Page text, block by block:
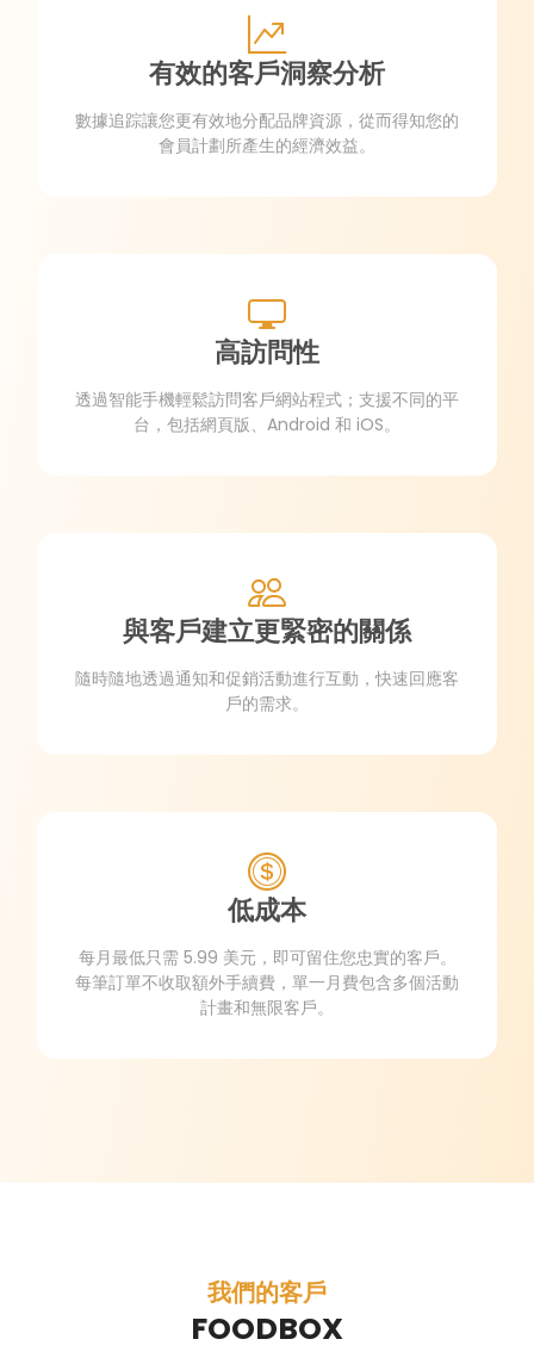
有效的客戶洞察分析
數據追踪讓您更有效地分配品牌資源，從而得知您的
會員計劃所產生的經濟效益。
高訪問性
透過智能手機輕鬆訪問客戶網站程式；支援不同的平
台，包括網頁版、Android 和 iOS。
與客戶建立更緊密的關係
隨時隨地透過通知和促銷活動進行互動，快速回應客
戶的需求。
低成本
每月最低只需 5.99 美元，即可留住您忠實的客戶。
每筆訂單不收取額外手續費，單一月費包含多個活動
計畫和無限客戶。
我們的客戶
FOODBOX